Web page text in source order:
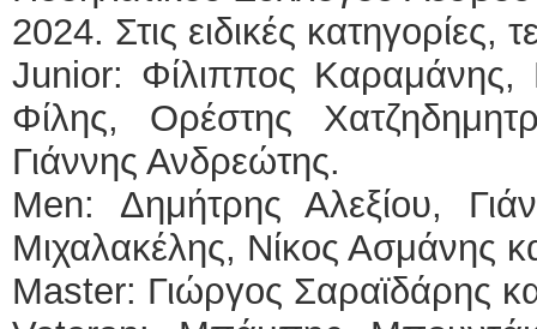
2024. Στις ειδικές κατηγορίες,
Junior: Φίλιππος Καραμάνης,
Φίλης, Ορέστης
Γιάννης Ανδρεώτης.
Men: Δημήτρης Αλεξίου,
Μιχαλακέλης, Νίκος Ασμάνης
Master: Γιώργος Σαραϊδάρης